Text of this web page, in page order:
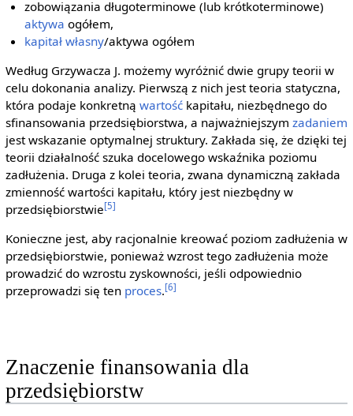
zobowiązania długoterminowe (lub krótkoterminowe)
aktywa ogółem,
kapitał własny/aktywa ogółem
Według Grzywacza J. możemy wyróżnić dwie grupy teorii w
celu dokonania analizy. Pierwszą z nich jest teoria statyczna,
która podaje konkretną wartośćkapitału, niezbędnego do
sfinansowania przedsiębiorstwa, a najważniejszym zadaniem
jest wskazanie optymalnej struktury. Zakłada się, że dzięki tej
teorii działalność szuka docelowego wskaźnika poziomu
zadłużenia. Druga z kolei teoria, zwana dynamiczną zakłada
zmienność wartości kapitału, który jest niezbędny w
przedsiębiorstwie[5]
Konieczne jest, aby racjonalnie kreować poziom zadłużenia w
przedsiębiorstwie, ponieważ wzrost tego zadłużenia może
prowadzić do wzrostu zyskowności, jeśli odpowiednio
przeprowadzi się ten proces.[6]
Znaczenie finansowania dla
przedsiębiorstw